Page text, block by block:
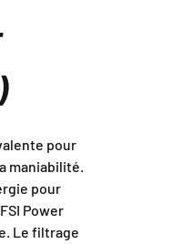
pour
maniabilité.
pour
Power
Le filtrage